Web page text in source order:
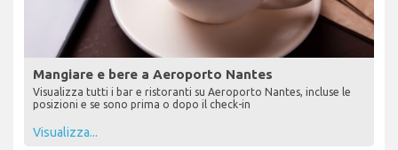
Mangiare e bere a Aeroporto Nantes
Visualizza tutti i bar e ristoranti su Aeroporto Nantes, incluse le
posizioni e se sono prima o dopo il check-in
Visualizza...